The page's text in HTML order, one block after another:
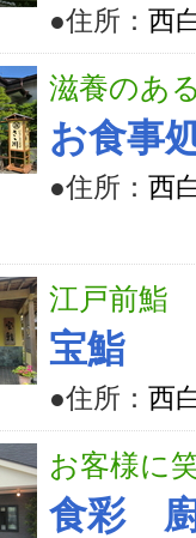
●住所： 西
滋養のあ
お食事
●住所： 西
江戸前鮨
宝鮨
●住所： 西
お客様に
食彩